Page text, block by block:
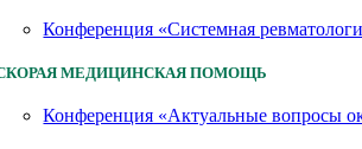
Конференция «Системная
МЕДИЦИНСКАЯ ПОМОЩЬ
Конференция «Актуальные вопросы